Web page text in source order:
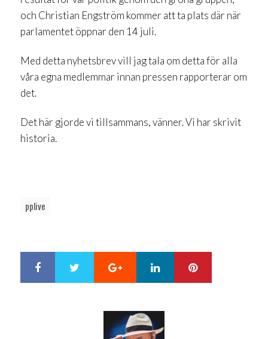
och Christian Engström kommer att ta plats där när
parlamentet öppnar den 14 juli.
Med detta nyhetsbrev vill jag tala om detta för alla
våra egna medlemmar innan pressen rapporterar om
det.
Det här gjorde vi tillsammans, vänner. Vi har skrivit
historia.
pplive
Google+ LinkedIn